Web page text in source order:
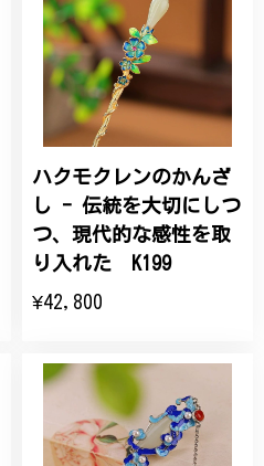
ハクモクレンのかんざ
し - 伝統を大切にしつ
つ、現代的な感性を取
り入れた K199
¥42,800